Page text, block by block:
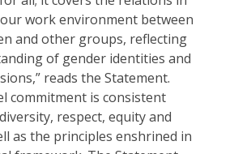
work environment between
and other groups, reflecting
of gender identities and
reads the Statement.
commitment is consistent
respect, equity and
as the principles enshrined in